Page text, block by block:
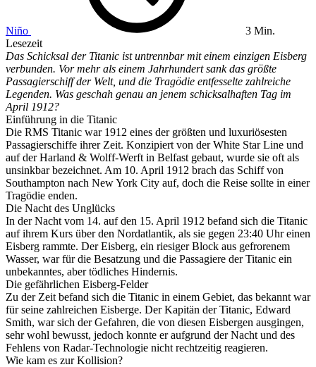
Niño
3 Min.
Lesezeit
Das Schicksal der Titanic ist untrennbar mit einem einzigen Eisberg
verbunden. Vor mehr als einem Jahrhundert sank das größte
Passagierschiff der Welt, und die Tragödie entfesselte zahlreiche
Legenden. Was geschah genau an jenem schicksalhaften Tag im
April 1912?
Einführung in die Titanic
Die RMS Titanic war 1912 eines der größten und luxuriösesten
Passagierschiffe ihrer Zeit. Konzipiert von der White Star Line und
auf der Harland & Wolff-Werft in Belfast gebaut, wurde sie oft als
unsinkbar bezeichnet. Am 10. April 1912 brach das Schiff von
Southampton nach New York City auf, doch die Reise sollte in einer
Tragödie enden.
Die Nacht des Unglücks
In der Nacht vom 14. auf den 15. April 1912 befand sich die Titanic
auf ihrem Kurs über den Nordatlantik, als sie gegen 23:40 Uhr einen
Eisberg rammte. Der Eisberg, ein riesiger Block aus gefrorenem
Wasser, war für die Besatzung und die Passagiere der Titanic ein
unbekanntes, aber tödliches Hindernis.
Die gefährlichen Eisberg-Felder
Zu der Zeit befand sich die Titanic in einem Gebiet, das bekannt war
für seine zahlreichen Eisberge. Der Kapitän der Titanic, Edward
Smith, war sich der Gefahren, die von diesen Eisbergen ausgingen,
sehr wohl bewusst, jedoch konnte er aufgrund der Nacht und des
Fehlens von Radar-Technologie nicht rechtzeitig reagieren.
Wie kam es zur Kollision?